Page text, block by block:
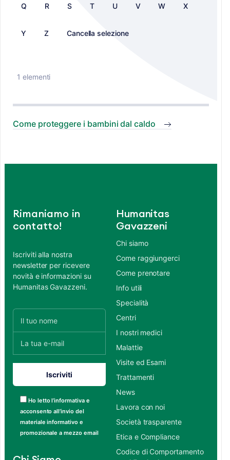
Q R S T U V W X
Y Z Cancella selezione
1 elementi
Come proteggere i bambini dal caldo
Rimaniamo in
contatto!
Iscriviti alla nostra
newsletter per ricevere
novità e informazioni su
Humanitas Gavazzeni.
Ho letto l’informativa e
acconsento all’invio del
materiale informativo e
promozionale a mezzo email
Humanitas
Gavazzeni
Chi siamo
Come raggiungerci
Come prenotare
Info utili
Specialità
Centri
I nostri medici
Malattie
Visite ed Esami
Trattamenti
News
Lavora con noi
Società trasparente
Etica e Compliance
Codice di Comportamento